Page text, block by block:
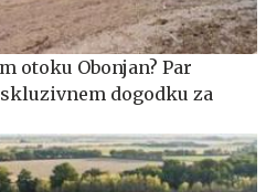
otoku Obonjan? Par
dogodku za